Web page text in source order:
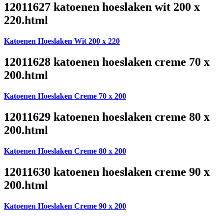
12011627 katoenen hoeslaken wit 200 x
220.html
Katoenen Hoeslaken Wit 200 x 220
12011628 katoenen hoeslaken creme 70 x
200.html
Katoenen Hoeslaken Creme 70 x 200
12011629 katoenen hoeslaken creme 80 x
200.html
Katoenen Hoeslaken Creme 80 x 200
12011630 katoenen hoeslaken creme 90 x
200.html
Katoenen Hoeslaken Creme 90 x 200